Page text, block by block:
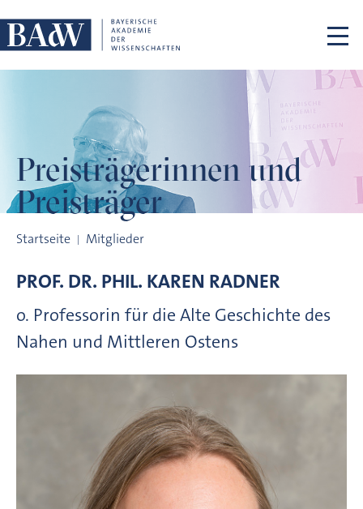
Preisträgerinnen und
Preisträger
Startseite Mitglieder
PROF. DR. PHIL. KAREN RADNER
o. Professorin für die Alte Geschichte des
Nahen und Mittleren Ostens